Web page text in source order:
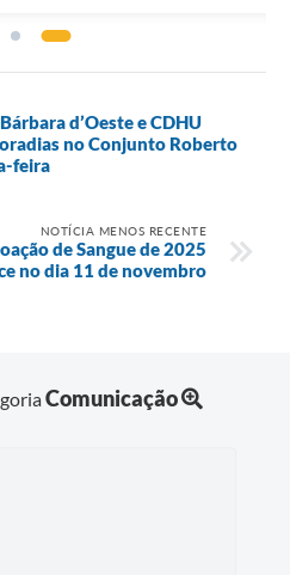
d’Oeste e CDHU
no Conjunto Roberto
feira
NOTÍCIA MENOS RECENTE
de Sangue de 2025
no dia 11 de novembro
Comunicação